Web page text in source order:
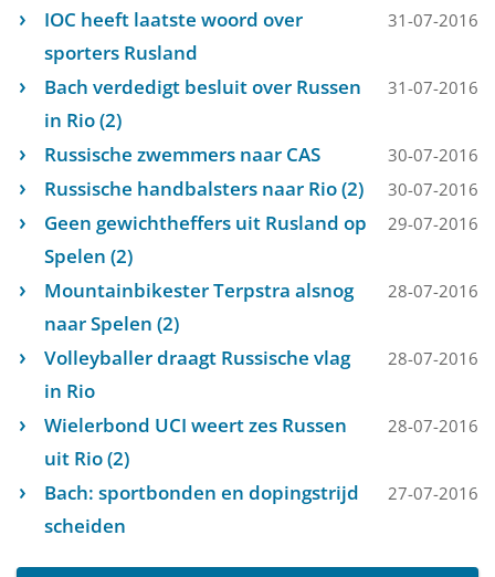
IOC heeft laatste woord over
sporters Rusland
31-07-2016
Bach verdedigt besluit over Russen
in Rio (2)
31-07-2016
Russische zwemmers naar CAS 30-07-2016
Russische handbalsters naar Rio (2) 30-07-2016
Geen gewichtheffers uit Rusland op
Spelen (2)
29-07-2016
Mountainbikester Terpstra alsnog
naar Spelen (2)
28-07-2016
Volleyballer draagt Russische vlag
in Rio
28-07-2016
Wielerbond UCI weert zes Russen
uit Rio (2)
28-07-2016
Bach: sportbonden en dopingstrijd
scheiden
27-07-2016